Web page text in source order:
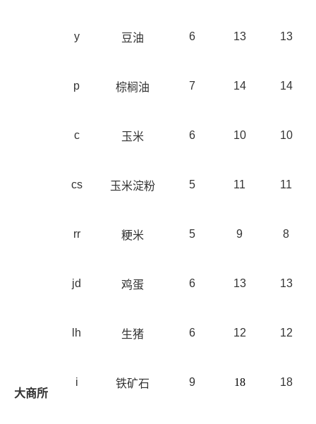
大商所
y 豆油 6 13 13
p 棕榈油 7 14 14
c 玉米 6 10 10
cs 玉米淀粉 5 11 11
rr 粳米 5 9 8
jd 鸡蛋 6 13 13
lh 生猪 6 12 12
i 铁矿石 9 18 18